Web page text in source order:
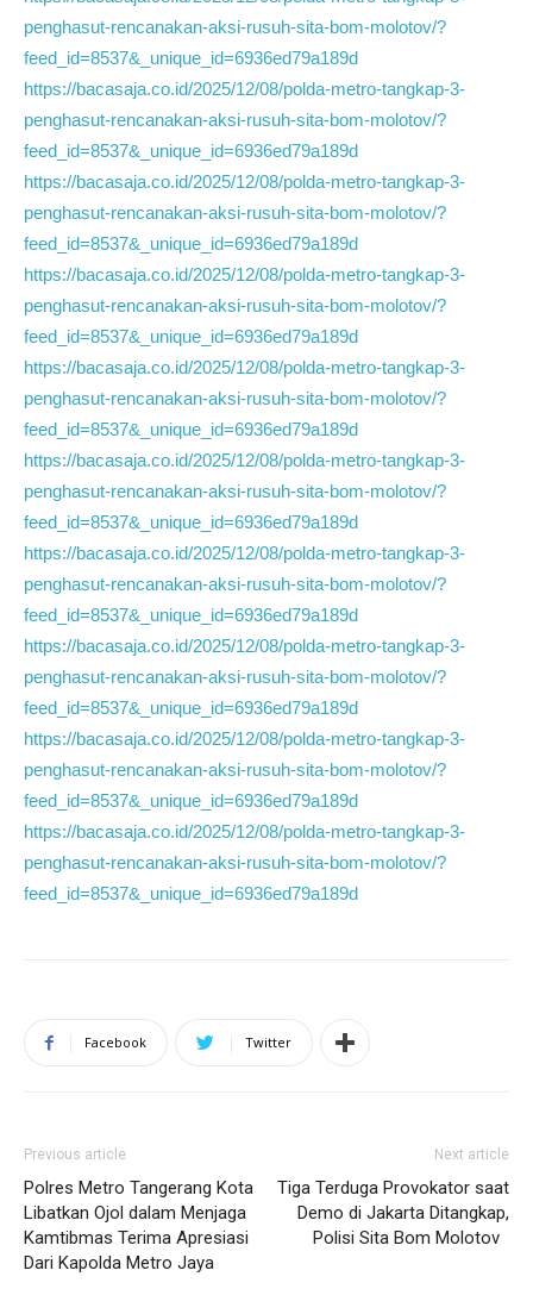
penghasut-rencanakan-aksi-rusuh-sita-bom-molotov/?
feed_id=8537&_unique_id=6936ed79a189d
https://bacasaja.co.id/2025/12/08/polda-metro-tangkap-3-
penghasut-rencanakan-aksi-rusuh-sita-bom-molotov/?
feed_id=8537&_unique_id=6936ed79a189d
https://bacasaja.co.id/2025/12/08/polda-metro-tangkap-3-
penghasut-rencanakan-aksi-rusuh-sita-bom-molotov/?
feed_id=8537&_unique_id=6936ed79a189d
https://bacasaja.co.id/2025/12/08/polda-metro-tangkap-3-
penghasut-rencanakan-aksi-rusuh-sita-bom-molotov/?
feed_id=8537&_unique_id=6936ed79a189d
https://bacasaja.co.id/2025/12/08/polda-metro-tangkap-3-
penghasut-rencanakan-aksi-rusuh-sita-bom-molotov/?
feed_id=8537&_unique_id=6936ed79a189d
https://bacasaja.co.id/2025/12/08/polda-metro-tangkap-3-
penghasut-rencanakan-aksi-rusuh-sita-bom-molotov/?
feed_id=8537&_unique_id=6936ed79a189d
https://bacasaja.co.id/2025/12/08/polda-metro-tangkap-3-
penghasut-rencanakan-aksi-rusuh-sita-bom-molotov/?
feed_id=8537&_unique_id=6936ed79a189d
https://bacasaja.co.id/2025/12/08/polda-metro-tangkap-3-
penghasut-rencanakan-aksi-rusuh-sita-bom-molotov/?
feed_id=8537&_unique_id=6936ed79a189d
https://bacasaja.co.id/2025/12/08/polda-metro-tangkap-3-
penghasut-rencanakan-aksi-rusuh-sita-bom-molotov/?
feed_id=8537&_unique_id=6936ed79a189d
https://bacasaja.co.id/2025/12/08/polda-metro-tangkap-3-
penghasut-rencanakan-aksi-rusuh-sita-bom-molotov/?
feed_id=8537&_unique_id=6936ed79a189d
Facebook Twitter
Previous article
Polres Metro Tangerang Kota
Libatkan Ojol dalam Menjaga
Kamtibmas Terima Apresiasi
Dari Kapolda Metro Jaya
Next article
Tiga Terduga Provokator saat
Demo di Jakarta Ditangkap,
Polisi Sita Bom Molotov